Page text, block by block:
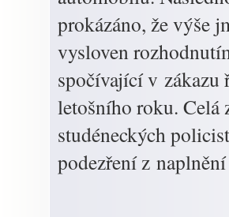
prokázáno, že výše
vysloven
spočívající v zákazu
letošního roku. Celá
studéneckých
podezření z